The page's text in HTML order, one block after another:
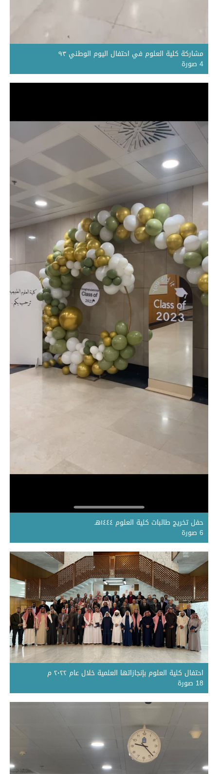
مشاركة كلية العلوم في احتفال اليوم الوطني ٩٣
4 صورة
حفل تخريج طالبات كلية العلوم ١٤٤٤هـ
6 صورة
احتفال كلية العلوم بإنجازاتها العلمية خلال عام ٢٠٢٢ م
18 صورة